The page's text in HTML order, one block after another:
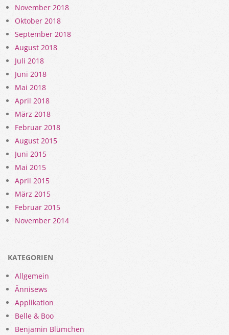
November 2018
Oktober 2018
September 2018
August 2018
Juli 2018
Juni 2018
Mai 2018
April 2018
März 2018
Februar 2018
August 2015
Juni 2015
Mai 2015
April 2015
März 2015
Februar 2015
November 2014
KATEGORIEN
Allgemein
Ännisews
Applikation
Belle & Boo
Benjamin Blümchen